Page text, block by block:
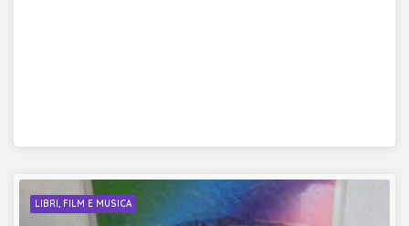
LIBRI, FILM E MUSICA